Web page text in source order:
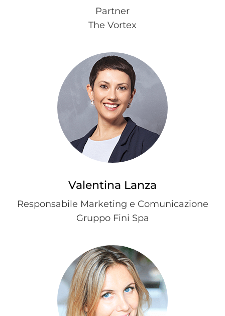
Partner
The Vortex
Valentina Lanza
Responsabile Marketing e Comunicazione
Gruppo Fini Spa